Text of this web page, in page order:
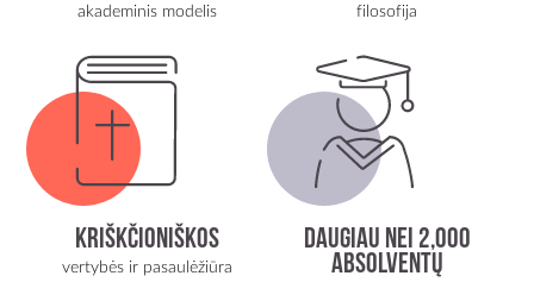
akademinis modelis filosofija
KRIŠKČIONIŠKOS
vertybės ir pasaulėžiūra
Daugiau nei 2,000
Absolventų